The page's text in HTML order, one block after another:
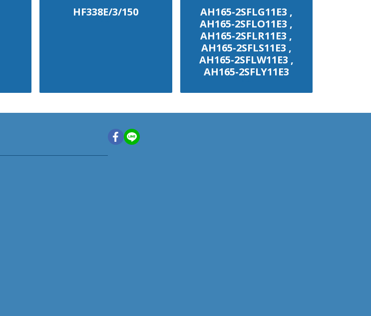
HF338E/3/150
AH165-2SFLG11E3 ,
AH165-2SFLO11E3 ,
AH165-2SFLR11E3 ,
AH165-2SFLS11E3 ,
AH165-2SFLW11E3 ,
AH165-2SFLY11E3